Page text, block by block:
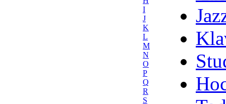
I
J
K
L
M
N
O
P
Q
R
S